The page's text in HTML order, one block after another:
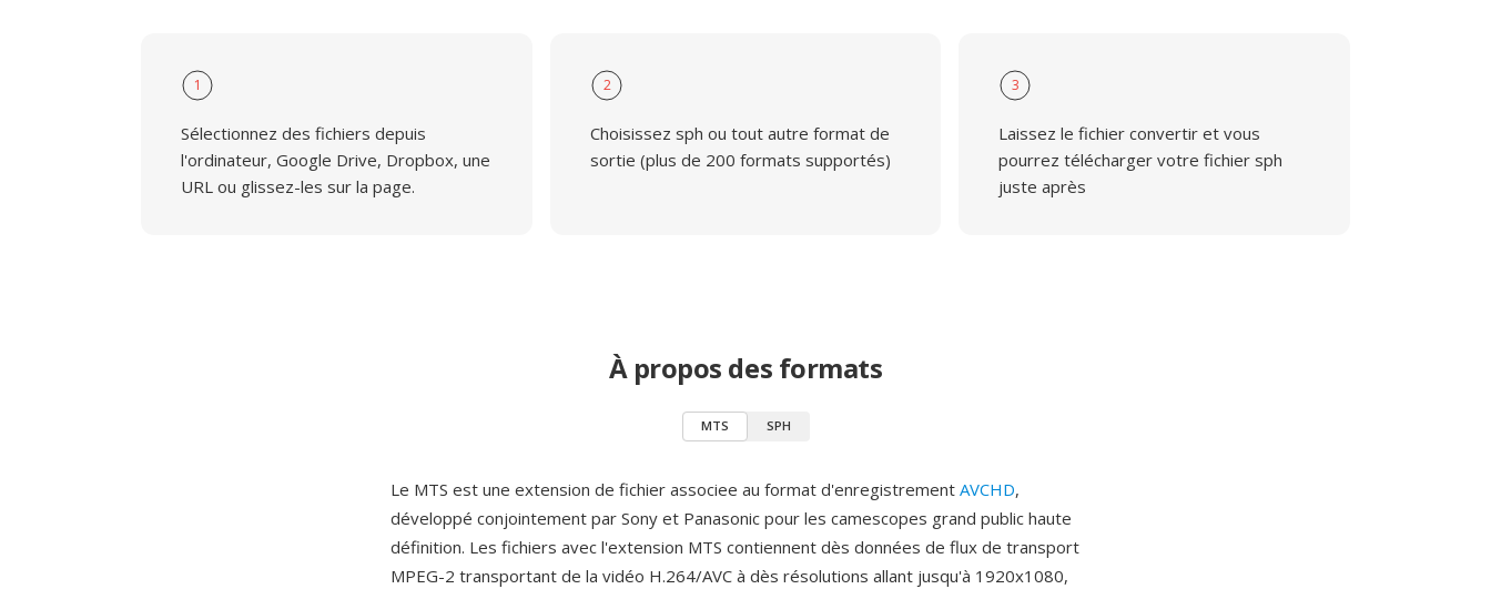
1
Sélectionnez des fichiers depuis
l'ordinateur, Google Drive, Dropbox, une
URL ou glissez-les sur la page.
2
Choisissez sph ou tout autre format de
sortie (plus de 200 formats supportés)
3
Laissez le fichier convertir et vous
pourrez télécharger votre fichier sph
juste après
À propos des formats
MTS SPH
Le MTS est une extension de fichier associee au format d'enregistrement AVCHD,
développé conjointement par Sony et Panasonic pour les camescopes grand public haute
définition. Les fichiers avec l'extension MTS contiennent dès données de flux de transport
MPEG-2 transportant de la vidéo H.264/AVC à dès résolutions allant jusqu'à 1920x1080,